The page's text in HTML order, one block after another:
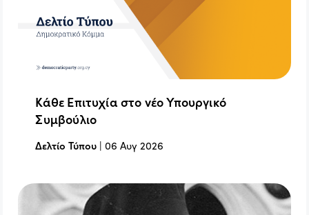
Κάθε Επιτυχία στο νέο Υπουργικό
Συμβούλιο
Δελτίο Τύπου |06 Αυγ 2026